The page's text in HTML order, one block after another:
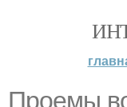
Проемы